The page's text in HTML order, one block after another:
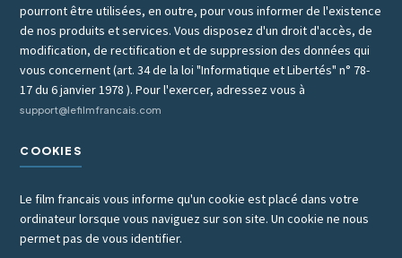
pourront être utilisées, en outre, pour vous informer de l'existence
de nos produits et services. Vous disposez d'un droit d'accès, de
modification, de rectification et de suppression des données qui
vous concernent (art. 34 de la loi "Informatique et Libertés" n° 78-
17 du 6 janvier 1978 ). Pour l'exercer, adressez vous à
support@lefilmfrancais.com
COOKIES
Le film francais vous informe qu'un cookie est placé dans votre
ordinateur lorsque vous naviguez sur son site. Un cookie ne nous
permet pas de vous identifier.